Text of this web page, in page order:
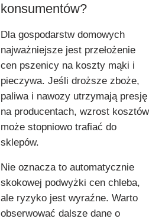
konsumentów?
Dla gospodarstw domowych
najważniejsze jest przełożenie
cen pszenicy na koszty mąki i
pieczywa. Jeśli droższe zboże,
paliwa i nawozy utrzymają presję
na producentach, wzrost kosztów
może stopniowo trafiać do
sklepów.
Nie oznacza to automatycznie
skokowej podwyżki cen chleba,
ale ryzyko jest wyraźne. Warto
obserwować dalsze dane o